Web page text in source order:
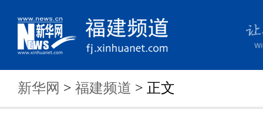
新华网 > 福建频道 > 正文